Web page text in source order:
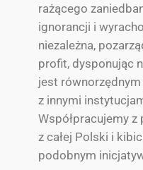
rażącego
ignorancji i
niezależna,
profit, dysponując
jest
z innymi
Współpracujemy
z całej Polski i
podobnym